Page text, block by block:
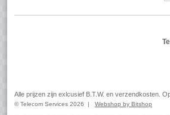
Alle prijzen zijn exlcusief B.T.W. en verzendkosten.
© Telecom Services 2026 | Webshop by Bitshop